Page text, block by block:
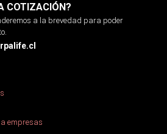
COTIZACIÓN?
a la brevedad para poder
empresas